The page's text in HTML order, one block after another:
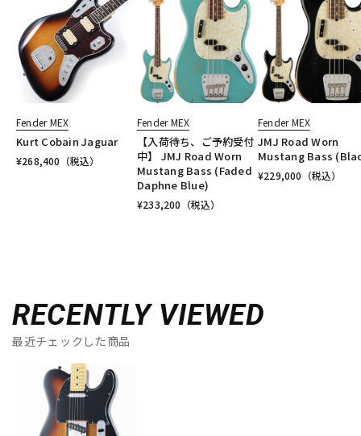
Fender MEX
Kurt Cobain Jaguar
¥268,400 （税込）
Fender MEX
【入荷待ち、ご予約受付
中】 JMJ Road Worn
Mustang Bass (Faded
Daphne Blue)
¥233,200 （税込）
Fender MEX
JMJ Road Worn
Mustang Bass
¥229,000 （税込）
RECENTLY VIEWED
最近チェックした商品